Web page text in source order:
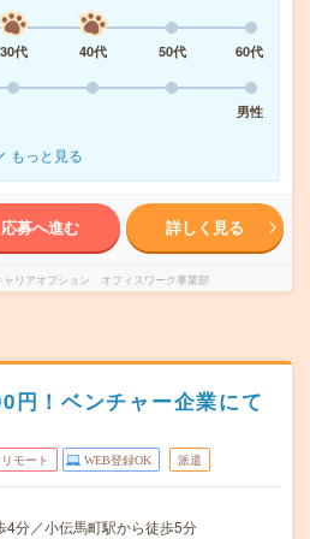
30代 40代 50代
60代
男性
もっと見る
応募へ進む 詳しく見る
ャリアオプション オフィスワーク事業部
円！ベンチャー企業にて
モート WEB登録OK 派遣
4分／小伝馬町駅から徒歩5分